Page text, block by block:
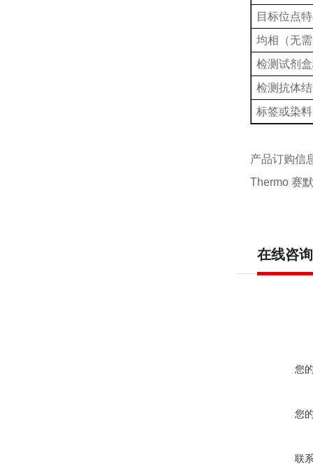
目标位点
均相（无
检测试剂
检测抗体
标签或染料
产品订购信
Thermo 赛
在线咨询
您
您
联